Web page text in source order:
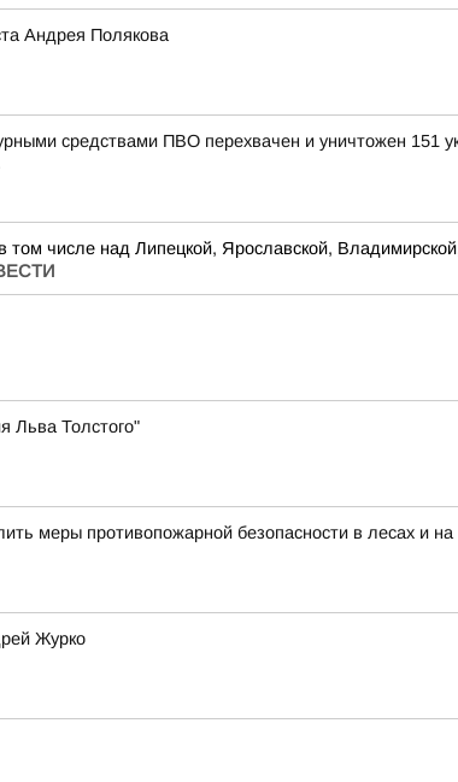
Андрея Полякова
средствами ПВО перехвачен и уничтожен 151
числе над Липецкой, Ярославской,
Льва Толстого"
меры противопожарной безопасности в лесах и
Журко